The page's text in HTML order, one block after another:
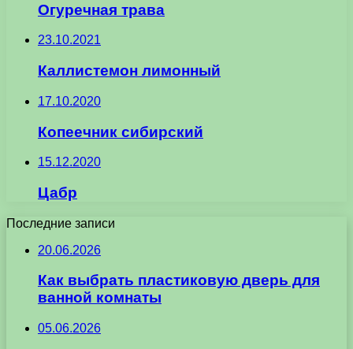
Огуречная трава
23.10.2021
Каллистемон лимонный
17.10.2020
Копеечник сибирский
15.12.2020
Цабр
Последние записи
20.06.2026
Как выбрать пластиковую дверь для
ванной комнаты
05.06.2026